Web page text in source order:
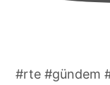
#rte #gündem